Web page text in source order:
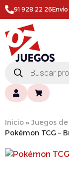
91 928 22 26
Inicio » Juegos
Pokémon TCG –